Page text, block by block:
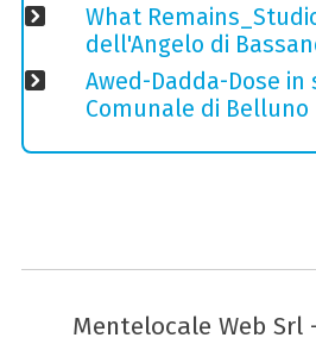
What
dell'Angelo di
Awed-Dadda-Dose in
Comunale di Belluno
Mentelocale Web Srl